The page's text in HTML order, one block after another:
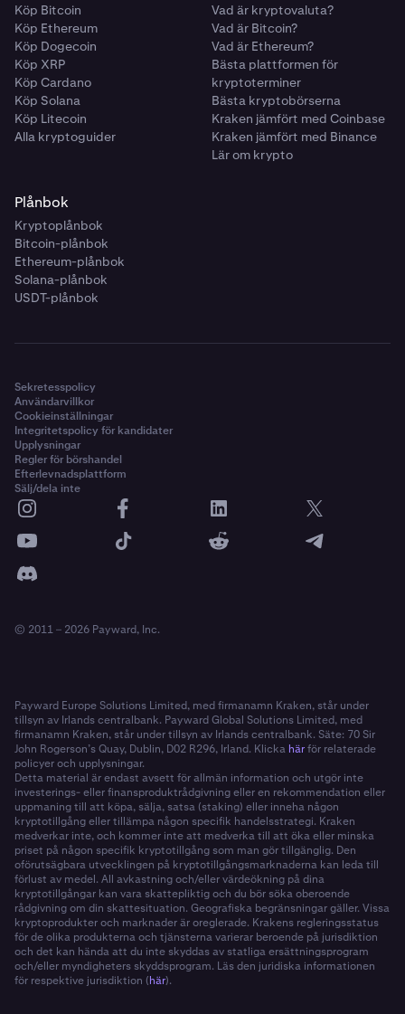
Köp Bitcoin
Köp Ethereum
Köp Dogecoin
Köp XRP
Köp Cardano
Köp Solana
Köp Litecoin
Alla kryptoguider
Vad är kryptovaluta?
Vad är Bitcoin?
Vad är Ethereum?
Bästa plattformen för
kryptoterminer
Bästa kryptobörserna
Kraken jämfört med Coinbase
Kraken jämfört med Binance
Lär om krypto
Plånbok
Kryptoplånbok
Bitcoin-plånbok
Ethereum-plånbok
Solana-plånbok
USDT-plånbok
Sekretesspolicy
Användarvillkor
Cookieinställningar
Integritetspolicy för kandidater
Upplysningar
Regler för börshandel
Efterlevnadsplattform
Sälj/dela inte
© 2011 – 2026 Payward, Inc.
Payward Europe Solutions Limited, med firmanamn Kraken, står under
tillsyn av Irlands centralbank. Payward Global Solutions Limited, med
firmanamn Kraken, står under tillsyn av Irlands centralbank. Säte: 70 Sir
John Rogerson’s Quay, Dublin, D02 R296, Irland. Klicka härför relaterade
policyer och upplysningar.
Detta material är endast avsett för allmän information och utgör inte
investerings- eller finansproduktrådgivning eller en rekommendation eller
uppmaning till att köpa, sälja, satsa (staking) eller inneha någon
kryptotillgång eller tillämpa någon specifik handelsstrategi. Kraken
medverkar inte, och kommer inte att medverka till att öka eller minska
priset på någon specifik kryptotillgång som man gör tillgänglig. Den
oförutsägbara utvecklingen på kryptotillgångsmarknaderna kan leda till
förlust av medel. All avkastning och/eller värdeökning på dina
kryptotillgångar kan vara skattepliktig och du bör söka oberoende
rådgivning om din skattesituation. Geografiska begränsningar gäller. Vissa
kryptoprodukter och marknader är oreglerade. Krakens regleringsstatus
för de olika produkterna och tjänsterna varierar beroende på jurisdiktion
och det kan hända att du inte skyddas av statliga ersättningsprogram
och/eller myndigheters skyddsprogram. Läs den juridiska informationen
för respektive jurisdiktion (här).